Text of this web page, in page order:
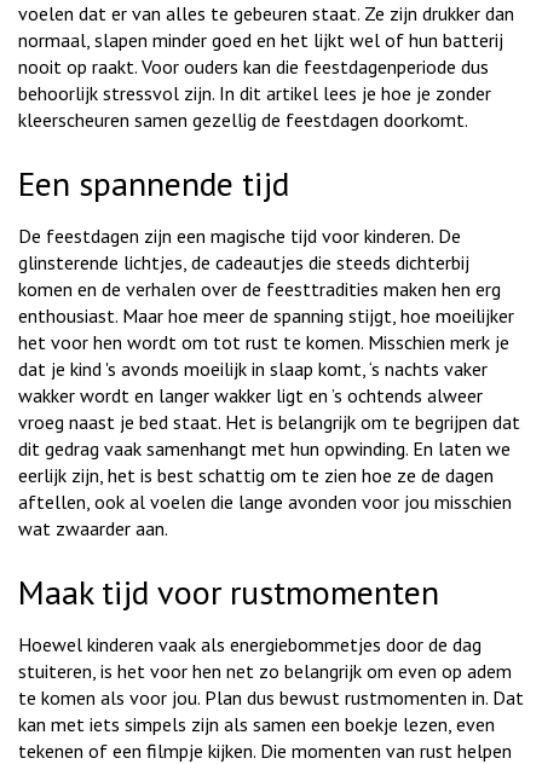
voelen dat er van alles te gebeuren staat. Ze zijn drukker dan
normaal, slapen minder goed en het lijkt wel of hun batterij
nooit op raakt. Voor ouders kan die feestdagenperiode dus
behoorlijk stressvol zijn. In dit artikel lees je hoe je zonder
kleerscheuren samen gezellig de feestdagen doorkomt.
Een spannende tijd
De feestdagen zijn een magische tijd voor kinderen. De
glinsterende lichtjes, de cadeautjes die steeds dichterbij
komen en de verhalen over de feesttradities maken hen erg
enthousiast. Maar hoe meer de spanning stijgt, hoe moeilijker
het voor hen wordt om tot rust te komen. Misschien merk je
dat je kind 's avonds moeilijk in slaap komt, ‘s nachts vaker
wakker wordt en langer wakker ligt en ’s ochtends alweer
vroeg naast je bed staat. Het is belangrijk om te begrijpen dat
dit gedrag vaak samenhangt met hun opwinding. En laten we
eerlijk zijn, het is best schattig om te zien hoe ze de dagen
aftellen, ook al voelen die lange avonden voor jou misschien
wat zwaarder aan.
Maak tijd voor rustmomenten
Hoewel kinderen vaak als energiebommetjes door de dag
stuiteren, is het voor hen net zo belangrijk om even op adem
te komen als voor jou. Plan dus bewust rustmomenten in. Dat
kan met iets simpels zijn als samen een boekje lezen, even
tekenen of een filmpje kijken. Die momenten van rust helpen